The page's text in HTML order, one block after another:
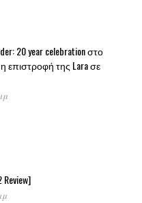
20 year celebration στο
επιστροφή της Lara σε